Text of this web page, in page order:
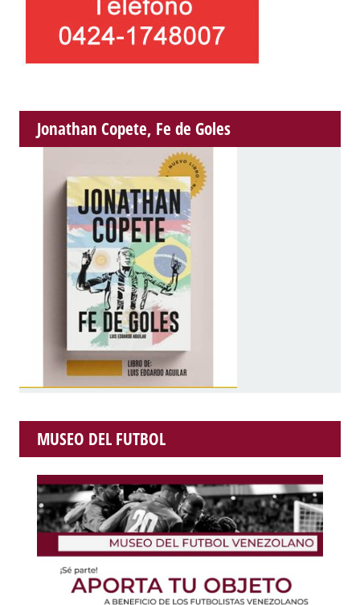
Jonathan Copete, Fe de Goles
MUSEO DEL FUTBOL